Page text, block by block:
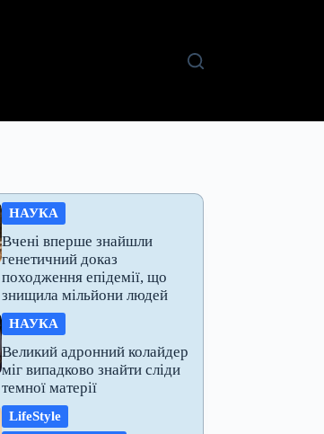
НАУКА
Вчені вперше знайшли
генетичний доказ
походження епідемії, що
знищила мільйони людей
НАУКА
Великий адронний колайдер
міг випадково знайти сліди
темної матерії
LifeStyle